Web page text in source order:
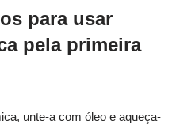
para usar
pela primeira
unte-a com óleo e aqueça-